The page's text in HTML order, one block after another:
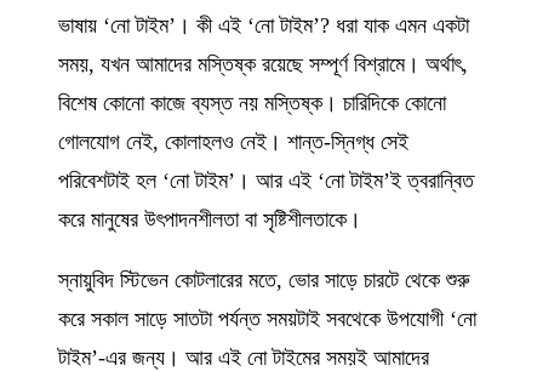
ভাষায় ‘নো টাইম’। কী এই ‘নো টাইম’? ধরা যাক এমন একটা
সময়, যখন আমাদের মস্তিষ্ক রয়েছে সম্পূর্ণ বিশ্রামে। অর্থাৎ,
বিশেষ কোনো কাজে ব্যস্ত নয় মস্তিষ্ক। চারিদিকে কোনো
গোলযোগ নেই, কোলাহলও নেই। শান্ত-স্নিগ্ধ সেই
পরিবেশটাই হল ‘নো টাইম’। আর এই ‘নো টাইম’ই ত্বরান্বিত
করে মানুষের উৎপাদনশীলতা বা সৃষ্টিশীলতাকে।
স্নায়ুবিদ স্টিভেন কোটলারের মতে, ভোর সাড়ে চারটে থেকে শুরু
করে সকাল সাড়ে সাতটা পর্যন্ত সময়টাই সবথেকে উপযোগী ‘নো
টাইম’-এর জন্য। আর এই নো টাইমের সময়ই আমাদের